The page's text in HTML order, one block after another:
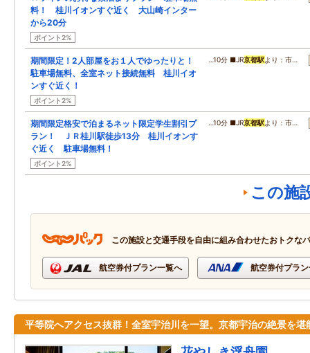
料！ 桂川イオンすぐ近く 大山崎インター
から20分
ポイント2%
期間限定！2人部屋をお１人でゆったりと！
駐車場無料、全室ネット接続無料 桂川イオ
ンすぐ近く！
ポイント2%
…10分 ■JR京都駅より：市…
期間限定格安で泊まるネット限定学生割引プ
ラン！ ＪＲ桂川駅徒歩13分 桂川イオンす
ぐ近く 駐車場無料！
ポイント2%
…10分 ■JR京都駅より：市…
この施
この施設と交通手段を自由に組み合わせたおトクな
航空券付プラン一覧へ 航空券付プラ
平等院へアクセス抜群！全室宇治川を一望。京都宇治の絶景を堪